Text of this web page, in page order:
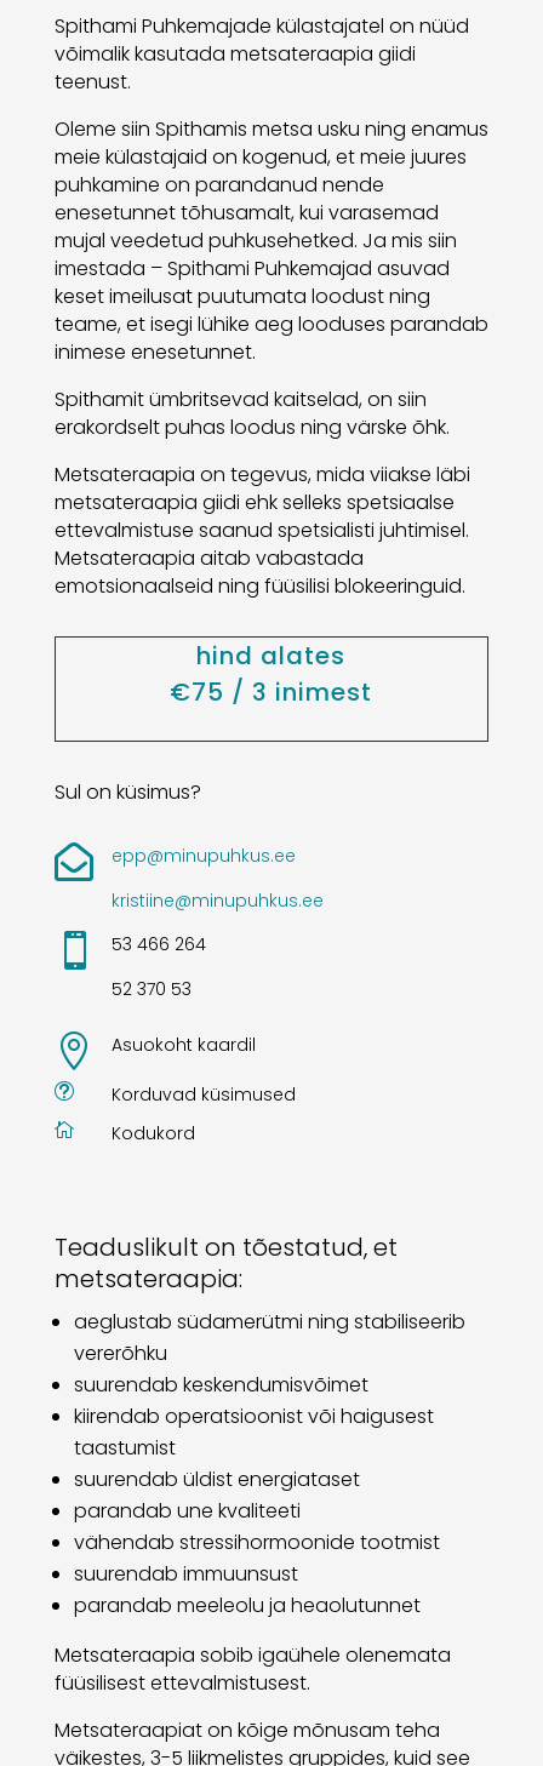
Spithami Puhkemajade külastajatel on nüüd
võimalik kasutada metsateraapia giidi
teenust.
Oleme siin Spithamis metsa usku ning enamus
meie külastajaid on kogenud, et meie juures
puhkamine on parandanud nende
enesetunnet tõhusamalt, kui varasemad
mujal veedetud puhkusehetked. Ja mis siin
imestada – Spithami Puhkemajad asuvad
keset imeilusat puutumata loodust ning
teame, et isegi lühike aeg looduses parandab
inimese enesetunnet.
Spithamit ümbritsevad kaitselad, on siin
erakordselt puhas loodus ning värske õhk.
Metsateraapia on tegevus, mida viiakse läbi
metsateraapia giidi ehk selleks spetsiaalse
ettevalmistuse saanud spetsialisti juhtimisel.
Metsateraapia aitab vabastada
emotsionaalseid ning füüsilisi blokeeringuid.
hind alates
€75 / 3 inimest
Sul on küsimus?

epp@minupuhkus.ee
kristiine@minupuhkus.ee

53 466 264
52 370 53
 Asuokoht kaardil
t Korduvad küsimused
 Kodukord
Teaduslikult on tõestatud, et
metsateraapia:
aeglustab südamerütmi ning stabiliseerib
vererõhku
suurendab keskendumisvõimet
kiirendab operatsioonist või haigusest
taastumist
suurendab üldist energiataset
parandab une kvaliteeti
vähendab stressihormoonide tootmist
suurendab immuunsust
parandab meeleolu ja heaolutunnet
Metsateraapia sobib igaühele olenemata
füüsilisest ettevalmistusest.
Metsateraapiat on kõige mõnusam teha
väikestes, 3-5 liikmelistes gruppides, kuid see